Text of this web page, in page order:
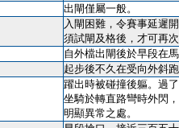
出閘僅屬一般。
入閘困難，令賽事延遲
須試閘及格後，才可再
自外檔出閘後於早段在
起步後不久在受向外斜
躍出時被碰撞後軀。過
坐騎於轉直路彎時外閃
明顯異常之處。